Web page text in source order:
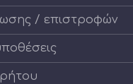
/ επιστροφών